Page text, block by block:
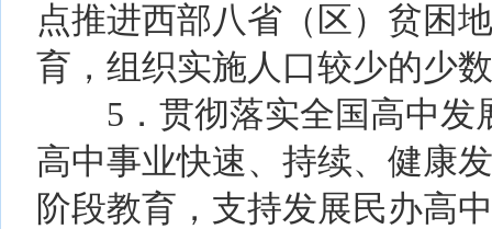
点推进西部八省（区）贫困
育，组织实施人口较少的少
5．贯彻落实全国高中发
高中事业快速、持续、健康
阶段教育，支持发展民办高